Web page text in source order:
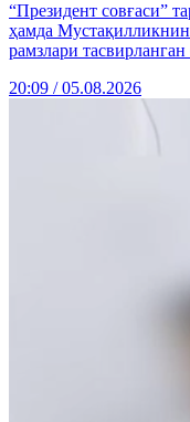
“Президент совғаси”
ҳамда
рамзлари
20:09 / 05.08.2026